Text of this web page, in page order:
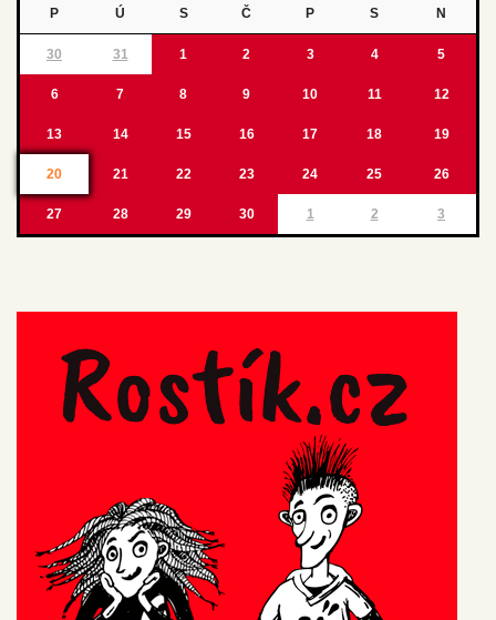
P Ú S Č P S N
30 31 1 2 3 4 5
6 7 8 9 10 11 12
13 14 15 16 17 18 19
20 21 22 23 24 25 26
27 28 29 30 1 2 3